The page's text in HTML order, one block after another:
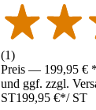
(1)
Preis — 199,95 €
und ggf. zzgl.
ST199,95 €*/ ST